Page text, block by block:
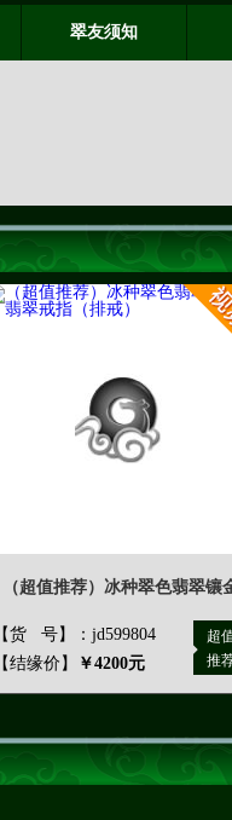
翠友须知
（超值推荐）冰种翠色翡翠镶
【货 号】：jd599804
【结缘价】
￥4200元
超
推